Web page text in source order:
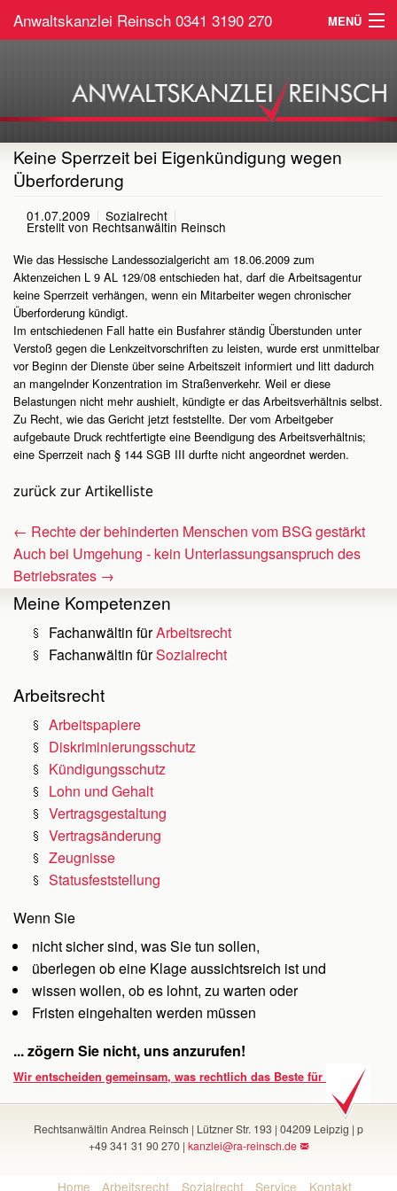
Anwaltskanzlei Reinsch 0341 3190 270 MENÜ
Arbeitsrecht
Sozialrecht
Service
Kontakt
Keine Sperrzeit bei Eigenkündigung wegen
Überforderung
01.07.2009 Sozialrecht
Erstellt von Rechtsanwältin Reinsch
Wie das Hessische Landessozialgericht am 18.06.2009 zum
Aktenzeichen L 9 AL 129/08 entschieden hat, darf die Arbeitsagentur
keine Sperrzeit verhängen, wenn ein Mitarbeiter wegen chronischer
Überforderung kündigt.
Im entschiedenen Fall hatte ein Busfahrer ständig Überstunden unter
Verstoß gegen die Lenkzeitvorschriften zu leisten, wurde erst unmittelbar
vor Beginn der Dienste über seine Arbeitszeit informiert und litt dadurch
an mangelnder Konzentration im Straßenverkehr. Weil er diese
Belastungen nicht mehr aushielt, kündigte er das Arbeitsverhältnis selbst.
Zu Recht, wie das Gericht jetzt feststellte. Der vom Arbeitgeber
aufgebaute Druck rechtfertigte eine Beendigung des Arbeitsverhältnis;
eine Sperrzeit nach § 144 SGB III durfte nicht angeordnet werden.
zurück zur Artikelliste
← Rechte der behinderten Menschen vom BSG gestärkt
Auch bei Umgehung - kein Unterlassungsanspruch des
Betriebsrates →
Meine Kompetenzen
Fachanwältin fürArbeitsrecht
Fachanwältin fürSozialrecht
Arbeitsrecht
Arbeitspapiere
Diskriminierungsschutz
Kündigungsschutz
Lohn und Gehalt
Vertragsgestaltung
Vertragsänderung
Zeugnisse
Statusfeststellung
Wenn Sie
nicht sicher sind, was Sie tun sollen,
überlegen ob eine Klage aussichtsreich ist und
wissen wollen, ob es lohnt, zu warten oder
Fristen eingehalten werden müssen
... zögern Sie nicht, uns anzurufen!
Wir entscheiden gemeinsam, was rechtlich das Beste für Sie ist.
Rechtsanwältin Andrea Reinsch | Lützner Str. 193 | 04209 Leipzig | p
+49 341 31 90 270 | kanzlei@ra-reinsch.de
Home Arbeitsrecht Sozialrecht Service Kontakt